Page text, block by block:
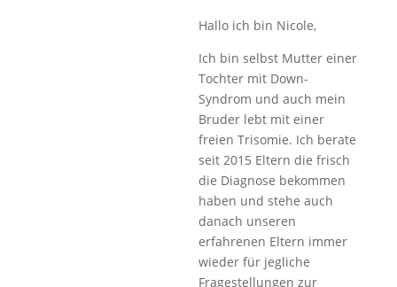
Hallo ich bin Nicole,
Ich bin selbst Mutter einer
Tochter mit Down-
Syndrom und auch mein
Bruder lebt mit einer
freien Trisomie. Ich berate
seit 2015 Eltern die frisch
die Diagnose bekommen
haben und stehe auch
danach unseren
erfahrenen Eltern immer
wieder für jegliche
Fragestellungen zur